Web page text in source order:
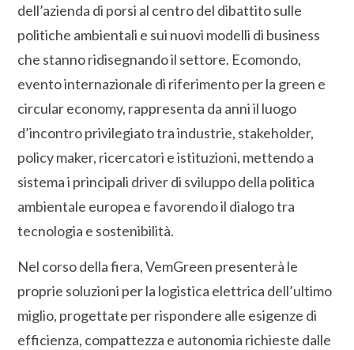
dell’azienda di porsi al centro del dibattito sulle
politiche ambientali e sui nuovi modelli di business
che stanno ridisegnando il settore. Ecomondo,
evento internazionale di riferimento per la green e
circular economy, rappresenta da anni il luogo
d’incontro privilegiato tra industrie, stakeholder,
policy maker, ricercatori e istituzioni, mettendo a
sistema i principali driver di sviluppo della politica
ambientale europea e favorendo il dialogo tra
tecnologia e sostenibilità.
Nel corso della fiera, VemGreen presenterà le
proprie soluzioni per la logistica elettrica dell’ultimo
miglio, progettate per rispondere alle esigenze di
efficienza, compattezza e autonomia richieste dalle